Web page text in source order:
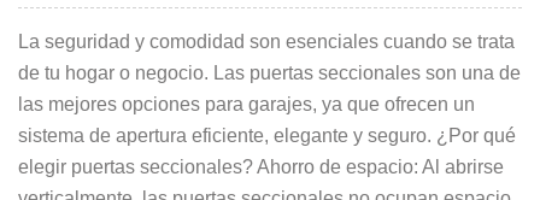
La seguridad y comodidad son esenciales cuando se trata
de tu hogar o negocio. Las puertas seccionales son una de
las mejores opciones para garajes, ya que ofrecen un
sistema de apertura eficiente, elegante y seguro. ¿Por qué
elegir puertas seccionales? Ahorro de espacio: Al abrirse